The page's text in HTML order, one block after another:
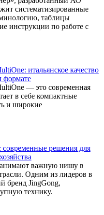
систематизированные
таблицы
инструкции по работе с
итальянское качество
формате
— это современная
в себе компактные
и широкие
современные решения для
важную нишу в
Одним из лидеров в
бренд JingGong,
технику.